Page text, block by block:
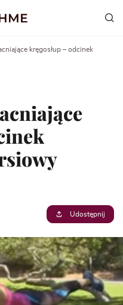
kręgosłup – odcinek
Udostępnij